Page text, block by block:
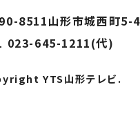
8511山形市城西町5-
023-645-1211(代)
YTS山形テレビ.